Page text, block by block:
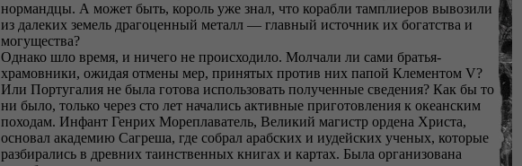
нормандцы. А может быть, король уже знал, что корабли тамплиеров вывозили
из далеких земель драгоценный металл — главный источник их богатства и
могущества?
Однако шло время, и ничего не происходило. Молчали ли сами братья-
храмовники, ожидая отмены мер, принятых против них папой Клементом V?
Или Португалия не была готова использовать полученные сведения? Как бы то
ни было, только через сто лет начались активные приготовления к океанским
походам. Инфант Генрих Мореплаватель, Великий магистр ордена Христа,
основал академию Сагреша, где собрал арабских и иудейских ученых, которые
разбирались в древних таинственных книгах и картах. Была организована